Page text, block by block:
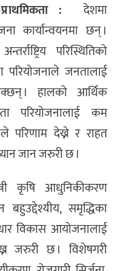
: देशमा
कार्यान्वयनमा छन् ।
परिस्थितिको
परियोजनाले जनतालाई
। हालको आर्थिक
परियोजनालाई कम
परिणाम देख्ने र राहत
जान जरुरी छ ।
कृषि आधुनिकीकरण
बहुउद्देश्यीय, समृद्धिका
विकास आयोजनालाई
जरुरी छ । विशेषगरी